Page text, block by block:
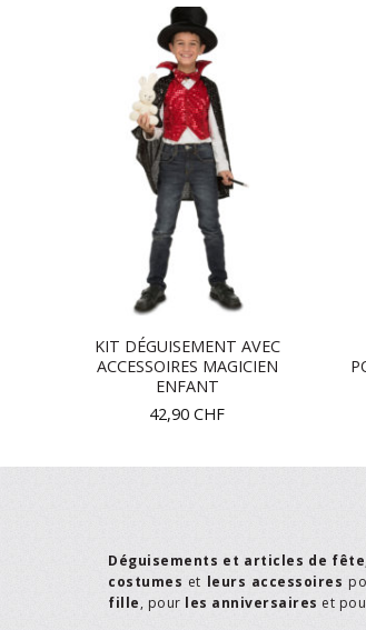
KIT DÉGUISEMENT AVEC
ACCESSOIRES MAGICIEN
ENFANT
42,90 CHF
Déguisements et articles de fête
costumes et leurs accessoires
fille, pour les anniversaires et